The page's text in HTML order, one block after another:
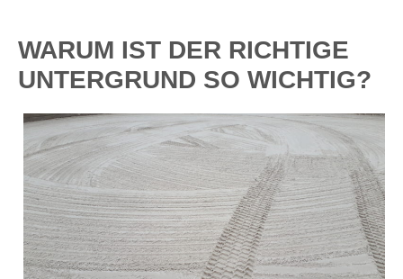
WARUM IST DER RICHTIGE
UNTERGRUND SO WICHTIG?